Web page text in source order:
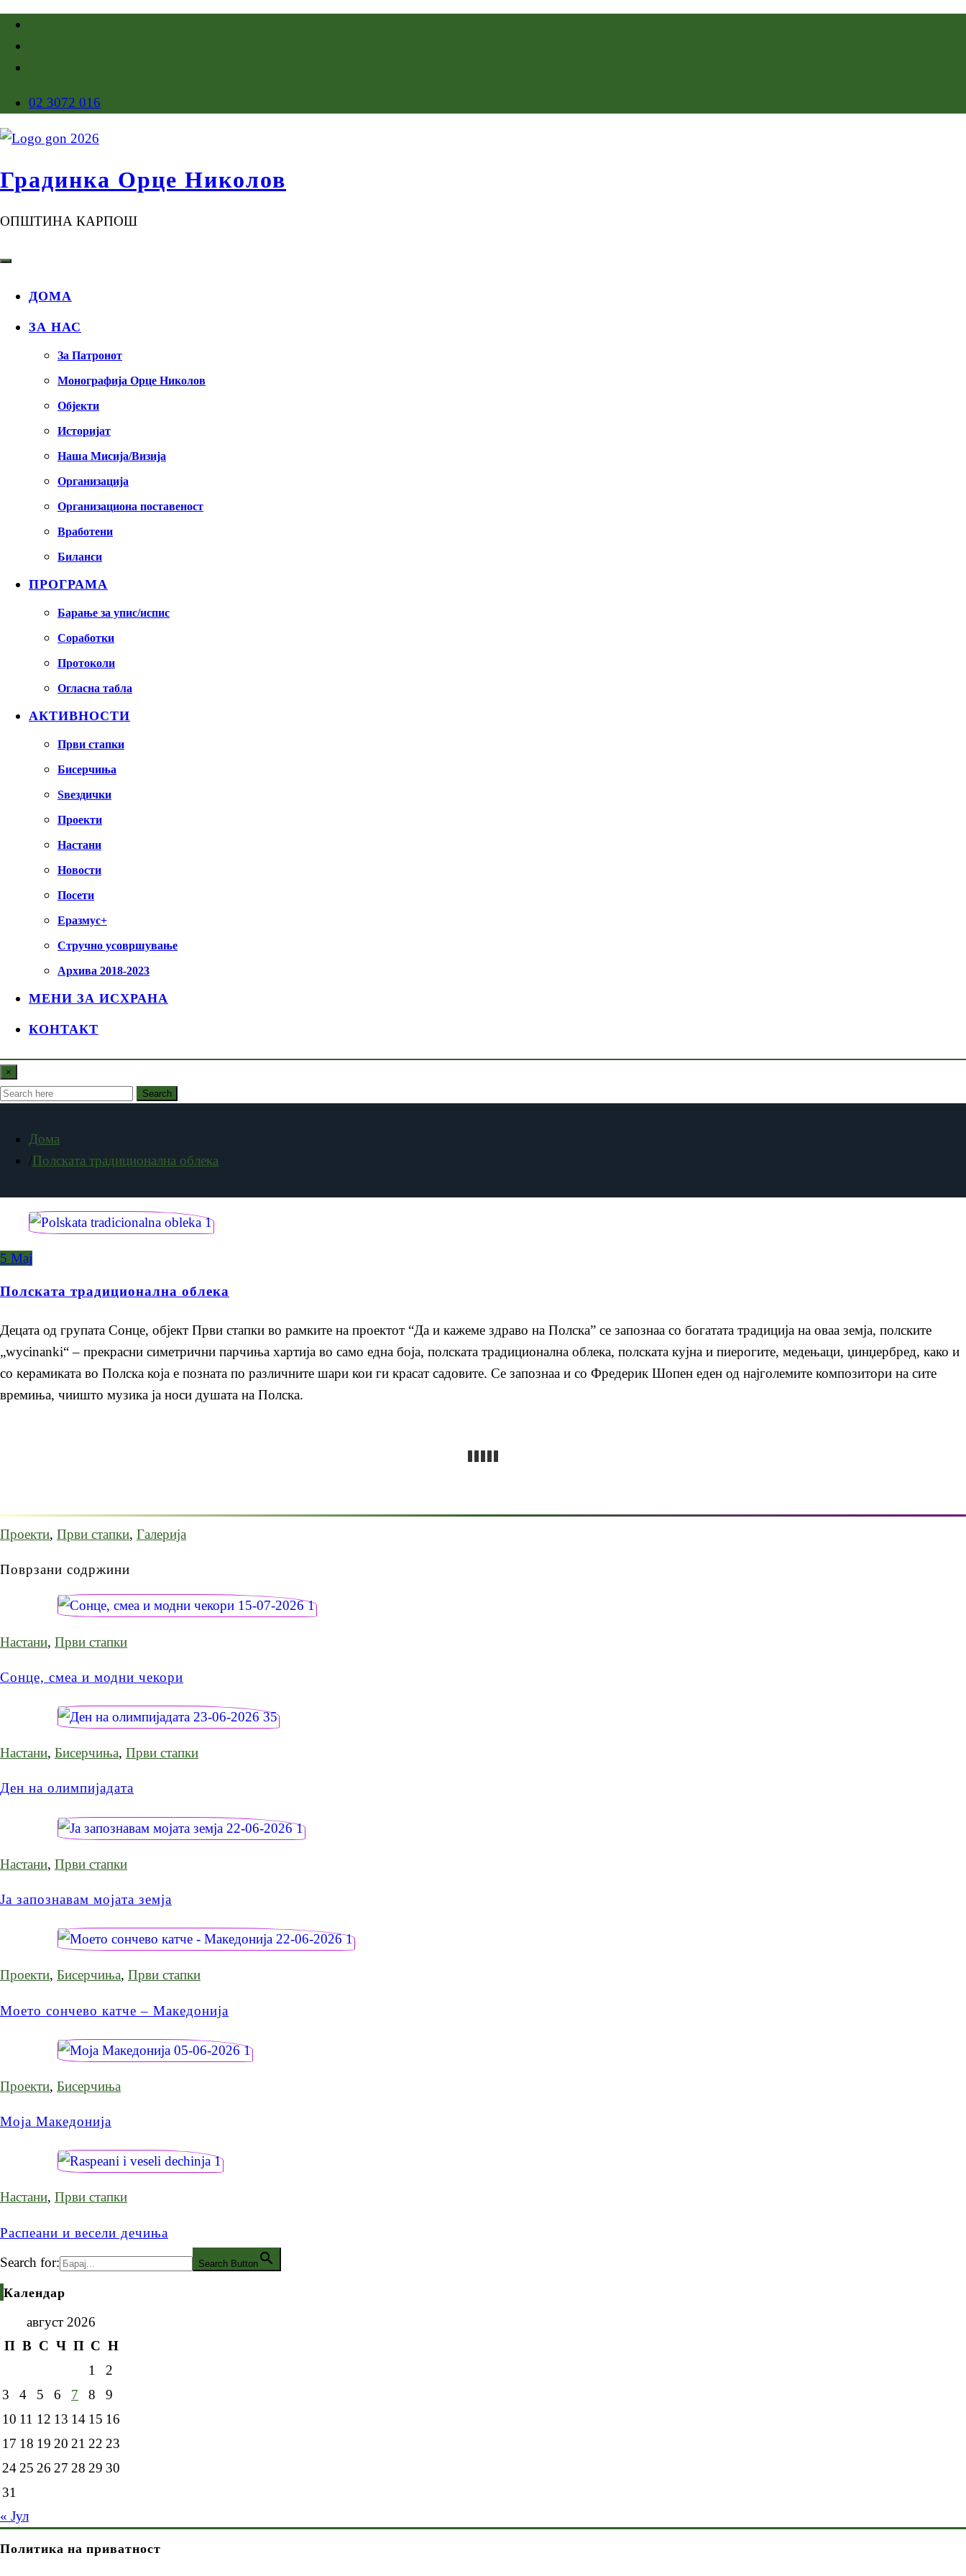
02 3072 016
Градинка Орце Николов
ОПШТИНА КАРПОШ
ДОМА
ЗА НАС
За Патронот
Монографија Орце Николов
Објекти
Историјат
Наша Мисија/Визија
Организација
Организациона поставеност
Вработени
Биланси
ПРОГРАМА
Барање за упис/испис
Соработки
Протоколи
Огласна табла
АКТИВНОСТИ
Први стапки
Бисерчиња
Ѕвездички
Проекти
Настани
Новости
Посети
Еразмус+
Стручно усовршување
Архива 2018-2023
МЕНИ ЗА ИСХРАНА
КОНТАКТ
×
Search
Дома
Полската традиционална облека
5 Мај
Полската традиционална облека
Децата од групата Сонце, објект Први стапки во рамките на проектот “Да и кажеме здраво на Полска” се запознаа со богатата традиција на оваа земја, полските
„wycinanki“ – прекрасни симетрични парчиња хартија во само една боја, полската традиционална облека, полската кујна и пиерогите, медењаци, џинџербред, како и
со керамиката во Полска која е позната по различните шари кои ги красат садовите. Се запознаа и со Фредерик Шопен еден од најголемите композитори на сите
времиња, чиишто музика ја носи душата на Полска.
Проекти, Први стапки, Галерија
Поврзани содржини
Настани, Први стапки
Сонце, смеа и модни чекори
Настани, Бисерчиња, Први стапки
Ден на олимпијадата
Настани, Први стапки
Ја запознавам мојата земја
Проекти, Бисерчиња, Први стапки
Моето сончево катче – Македонија
Проекти, Бисерчиња
Моја Македонија
Настани, Први стапки
Распеани и весели дечиња
Search for:
Search Button
Календар
август 2026
П В С Ч П С Н
1
2
3
4 5 6 7 8
9
10 11 12 13 14 15 16
17 18 19 20 21 22 23
24 25 26 27 28 29 30
31
« Јул
Политика на приватност